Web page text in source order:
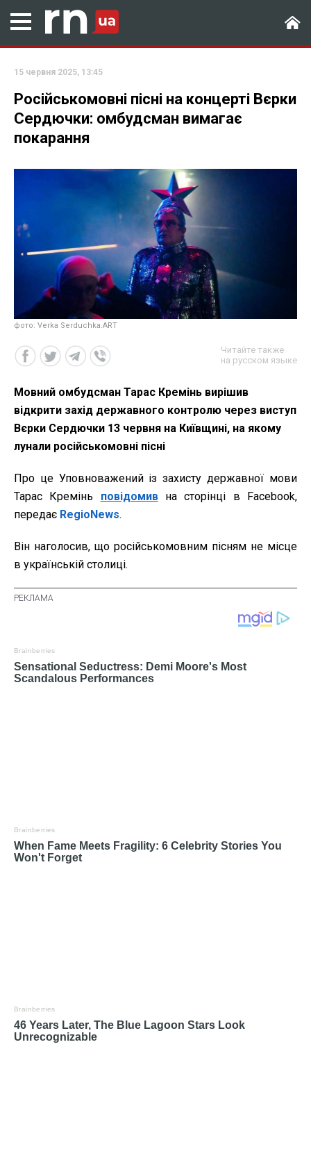
15 червня 2025, 13:45
Російськомовні пісні на концерті Вєрки
Сердючки: омбудсман вимагає
покарання
фото: Verka Serduchka.ART
Читайте также
на русском языке
Мовний омбудсман Тарас Кремінь вирішив
відкрити захід державного контролю через виступ
Вєрки Сердючки 13 червня на Київщині, на якому
лунали російськомовні пісні
Про це Уповноважений із захисту державної мови
Тарас Кремінь повідомивна сторінці в Facebook,
передає RegioNews.
Він наголосив, що російськомовним пісням не місце
в українській столиці.